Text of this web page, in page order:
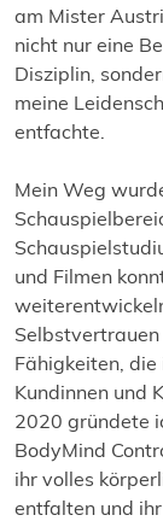
am Mister
nicht nur eine
Disziplin,
meine
entfachte.
Mein Weg
und Filmen
Fähigkeiten,
Kundinnen und
2020 gründete
BodyMind
ihr volles
entfalten und